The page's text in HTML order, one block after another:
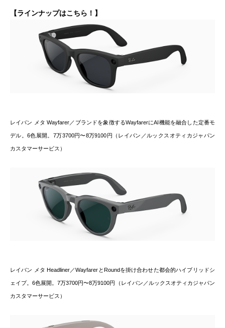
【ラインナップはこちら！】
レイバン メタ Wayfarer／ブランドを象徴するWayfarerにAI機能を融合した定番モ
デル。6色展開。7万3700円〜8万9100円（レイバン／ルックスオティカジャパン
カスタマーサービス）
レイバン メタ Headliner／WayfarerとRoundを掛け合わせた都会的ハイブリッドシ
ェイプ。6色展開。7万3700円〜8万9100円（レイバン／ルックスオティカジャパン
カスタマーサービス）